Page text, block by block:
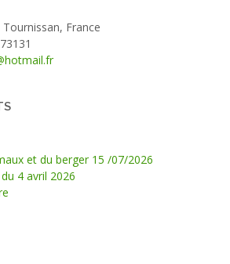
France
et du berger 15 /07/2026
4 avril 2026